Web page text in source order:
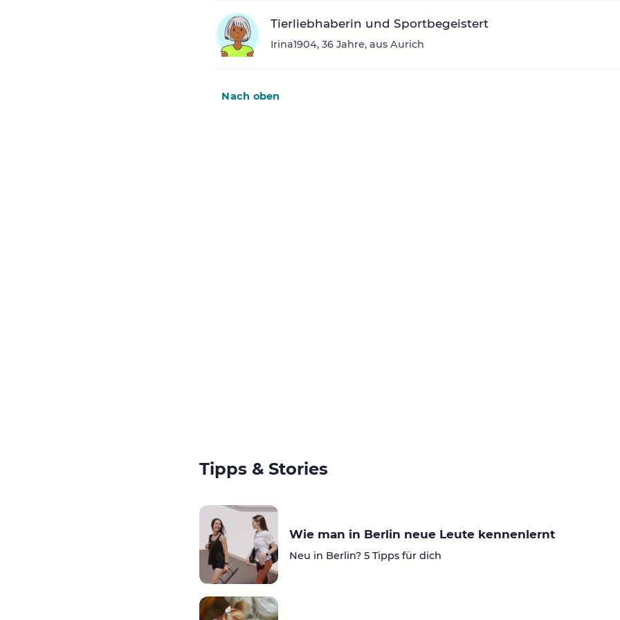
Tierliebhaberin und Sportbegeistert
Irina1904, 36 Jahre, aus Aurich
Nach oben
Tipps & Stories
Wie man in Berlin neue Leute kennenlernt
Neu in Berlin? 5 Tipps für dich